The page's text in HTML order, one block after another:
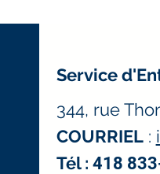
Service
344, rue
COURRIEL:
Tél : 418